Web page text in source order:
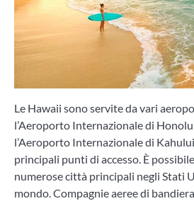
Le Hawaii sono servite da vari
l’Aeroporto Internazionale di
l’Aeroporto Internazionale di
principali punti di accesso. È
numerose città principali negli Stati
mondo. Compagnie aeree di